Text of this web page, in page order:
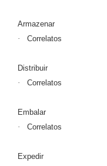
Armazenar
·
Correlatos
Distribuir
·
Correlatos
Embalar
·
Correlatos
Expedir